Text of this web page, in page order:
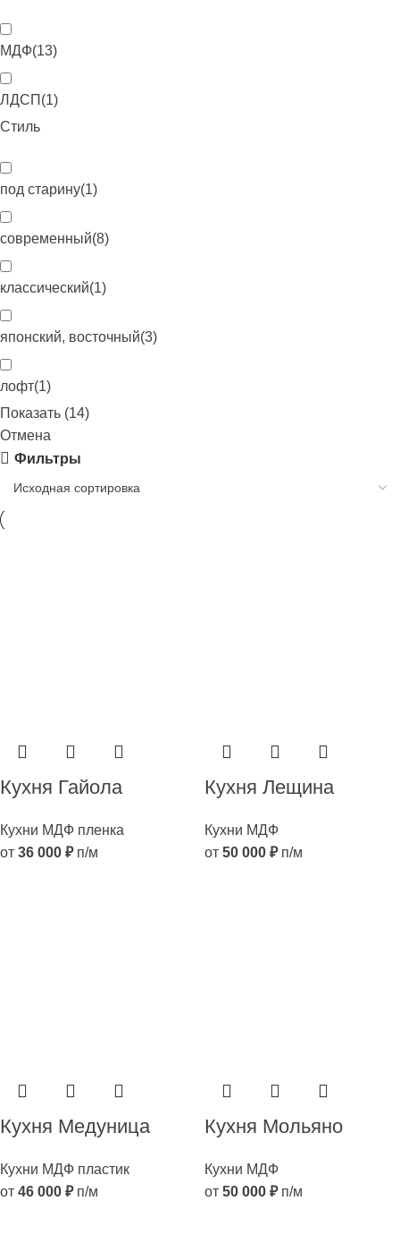
МДФ(13)
ЛДСП (1)
Стиль
под старину(1)
современный(8)
классический(1)
японский, восточный(3)
лофт(1)
Показать (14)
Отмена
Фильтры
Кухня Гайола
Кухни МДФ пленка
от 36 000 ₽п/м
Кухня Лещина
Кухни МДФ
от 50 000 ₽п/м
Кухня Медуница
Кухни МДФ пластик
от 46 000 ₽п/м
Кухня Мольяно
Кухни МДФ
от 50 000 ₽п/м